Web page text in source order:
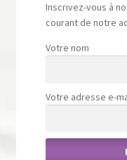
Inscrivez-vous à
courant de notre
Votre nom
Votre adresse e-